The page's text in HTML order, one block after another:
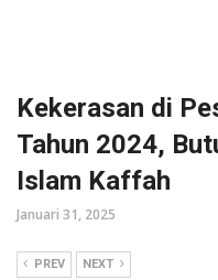
Kekerasan di
Tahun 2024,
Islam Kaffah
Januari 31, 2025
PREV NEXT